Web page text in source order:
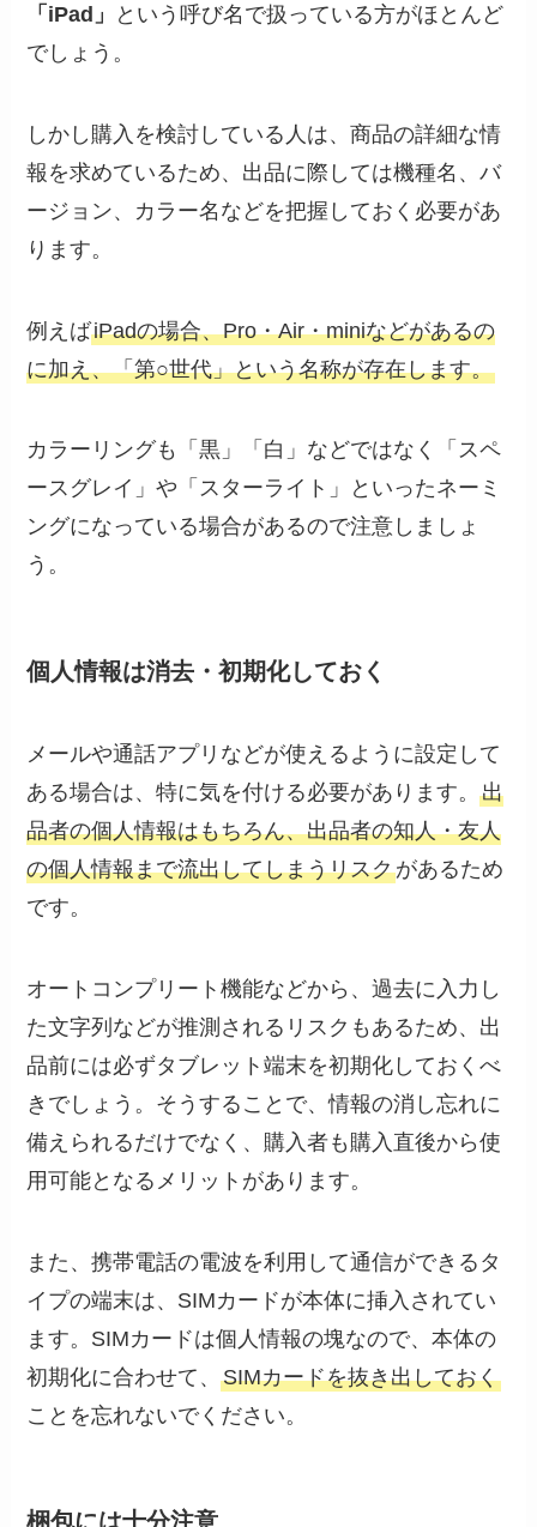
「iPad」
という呼び名で扱っている方がほとんど
でしょう。
しかし購入を検討している人は、商品の詳細な情
報を求めているため、出品に際しては機種名、バ
ージョン、カラー名などを把握しておく必要があ
ります。
例えばiPadの場合、Pro・Air・miniなどがあるの
に加え、「第○世代」という名称が存在します。
カラーリングも「黒」「白」などではなく「スペ
ースグレイ」や「スターライト」といったネーミ
ングになっている場合があるので注意しましょ
う。
個人情報は消去・初期化しておく
メールや通話アプリなどが使えるように設定して
ある場合は、特に気を付ける必要があります。出
品者の個人情報はもちろん、出品者の知人・友人
の個人情報まで流出してしまうリスクがあるため
です。
オートコンプリート機能などから、過去に入力し
た文字列などが推測されるリスクもあるため、出
品前には必ずタブレット端末を初期化しておくべ
きでしょう。そうすることで、情報の消し忘れに
備えられるだけでなく、購入者も購入直後から使
用可能となるメリットがあります。
また、携帯電話の電波を利用して通信ができるタ
イプの端末は、SIMカードが本体に挿入されてい
ます。SIMカードは個人情報の塊なので、本体の
初期化に合わせて、SIMカードを抜き出しておく
ことを忘れないでください。
梱包には十分注意